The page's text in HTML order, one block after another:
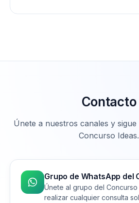
Contacto
Únete a nuestros canales y sigue
Concurso Ideas.
Grupo de WhatsApp del
Únete al grupo del
realizar cualquier consulta